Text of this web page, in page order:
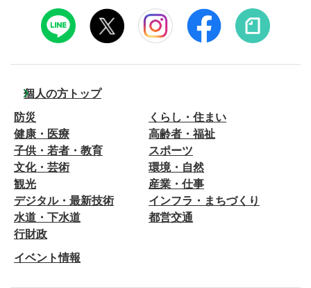
個人の方トップ
防災
くらし・住まい
健康・医療
高齢者・福祉
子供・若者・教育
スポーツ
文化・芸術
環境・自然
観光
産業・仕事
デジタル・最新技術
インフラ・まちづくり
水道・下水道
都営交通
行財政
イベント情報